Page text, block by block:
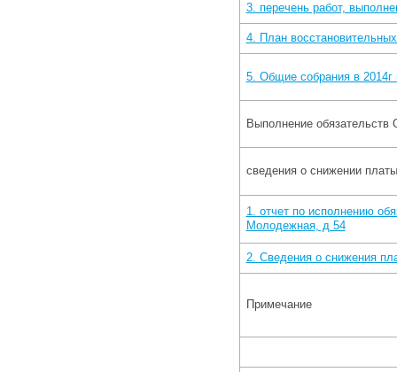
3. перечень работ,
4. План
5. Общие собрания в 2014г
Выполнение обязательств
сведения о снижении
1. отчет по исполнению
Молодежная, д 54
2. Сведения о снижения
Примечание